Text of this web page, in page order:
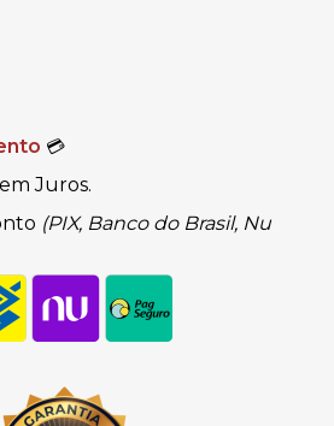
💳
Juros.
(PIX, Banco do Brasil, Nu